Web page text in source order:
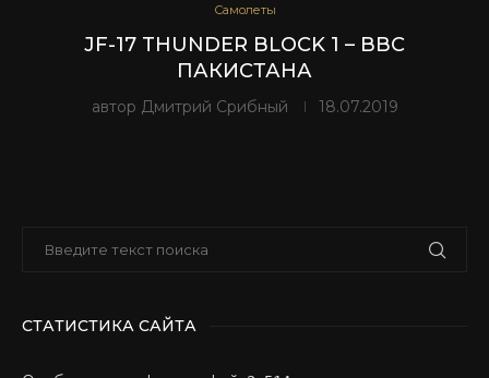
Самолеты
JF-17 THUNDER BLOCK 1 – ВВС
ПАКИСТАНА
автор Дмитрий Срибный 18.07.2019
СТАТИСТИКА САЙТА